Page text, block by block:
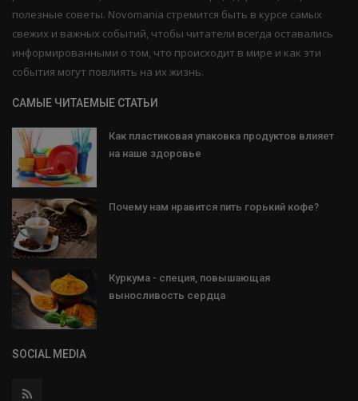
полезные советы. Novomania стремится быть в курсе самых
свежих и важных событий, чтобы читатели всегда оставались
информированными о том, что происходит в мире и как эти
события могут повлиять на их жизнь.
САМЫЕ ЧИТАЕМЫЕ СТАТЬИ
Как пластиковая упаковка продуктов влияет
на наше здоровье
Почему нам нравится пить горький кофе?
Куркума - специя, повышающая
выносливость сердца
SOCIAL MEDIA